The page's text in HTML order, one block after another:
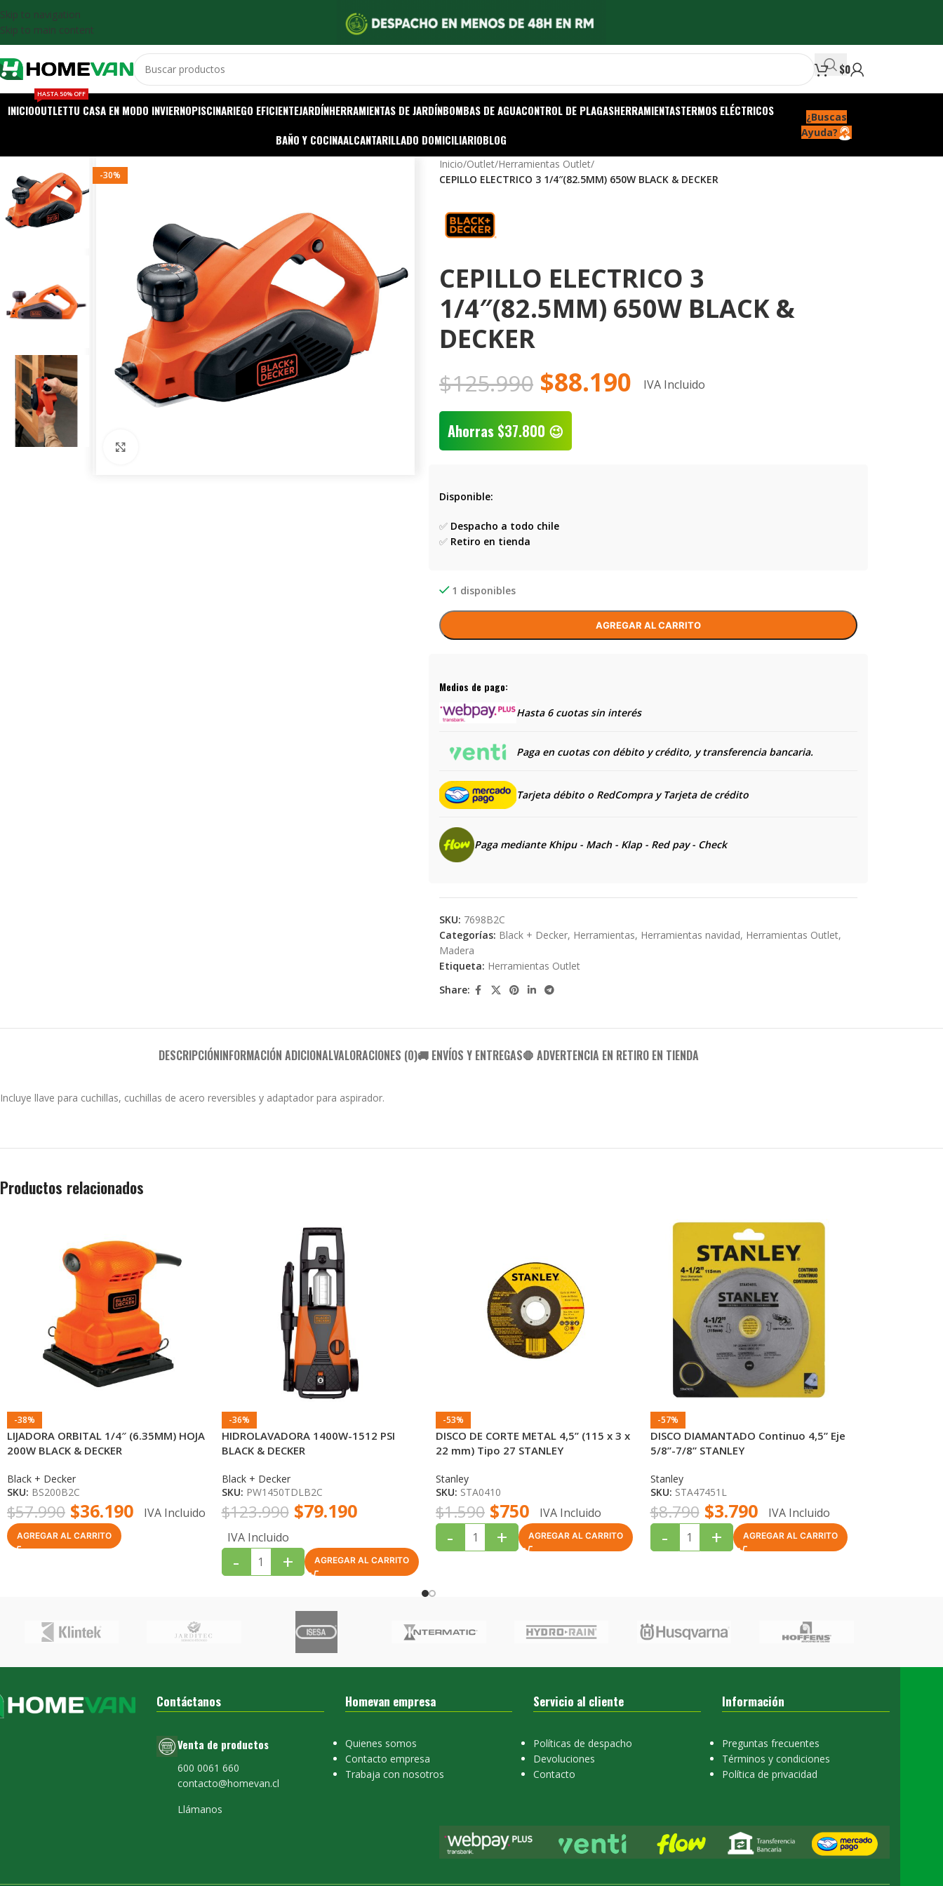
Skip to navigation
Skip to main content
$0
INICIOOUTLET
HASTA 50% OFF
TU CASA EN MODO INVIERNOPISCINARIEGO EFICIENTEJARDÍNHERRAMIENTAS DE JARDÍNBOMBAS DE AGUACONTROL DE PLAGASHERRAMIENTASTERMOS ELÉCTRICOS
BAÑO Y COCINAALCANTARILLADO DOMICILIARIOBLOG
¿Buscas
Ayuda?
-30%
Inicio/Outlet/Herramientas Outlet/
CEPILLO ELECTRICO 3 1/4″(82.5MM) 650W BLACK & DECKER
CEPILLO ELECTRICO 3
1/4″(82.5MM) 650W BLACK &
DECKER
$125.990 $88.190 IVA Incluido
Ahorras $37.800 😉
Disponible:
✅ Despacho a todo chile
✅ Retiro en tienda
1 disponibles
AGREGAR AL CARRITO
Medios de pago:
Hasta 6 cuotas sin interés
Paga en cuotas con débito y crédito, y transferencia bancaria.
Tarjeta débito o RedCompra y Tarjeta de crédito
Paga mediante Khipu - Mach - Klap - Red pay - Check
SKU: 7698B2C
Categorías: Black + Decker, Herramientas, Herramientas navidad, Herramientas Outlet,
Madera
Etiqueta: Herramientas Outlet
Share:
DESCRIPCIÓNINFORMACIÓN ADICIONALVALORACIONES (0)🚚 ENVÍOS Y ENTREGAS🛑 ADVERTENCIA EN RETIRO EN TIENDA
Incluye llave para cuchillas, cuchillas de acero reversibles y adaptador para aspirador.
Productos relacionados
-38%
LIJADORA ORBITAL 1/4″ (6.35MM) HOJA
200W BLACK & DECKER
Black + Decker
SKU: BS200B2C
$57.990 $36.190 IVA Incluido
AGREGAR AL CARRITO
-36%
HIDROLAVADORA 1400W-1512 PSI
BLACK & DECKER
Black + Decker
SKU: PW1450TDLB2C
$123.990 $79.190
IVA Incluido
- + AGREGAR AL CARRITO
-53%
DISCO DE CORTE METAL 4,5’’ (115 x 3 x
22 mm) Tipo 27 STANLEY
Stanley
SKU: STA0410
$1.590 $750 IVA Incluido
- + AGREGAR AL CARRITO
-57%
DISCO DIAMANTADO Continuo 4,5” Eje
5/8”-7/8” STANLEY
Stanley
SKU: STA47451L
$8.790 $3.790 IVA Incluido
- + AGREGAR AL CARRITO
Contáctanos
Venta de productos
600 0061 660
contacto@homevan.cl
Llámanos
Homevan empresa
Quienes somos
Contacto empresa
Trabaja con nosotros
Servicio al cliente
Políticas de despacho
Devoluciones
Contacto
Información
Preguntas frecuentes
Términos y condiciones
Política de privacidad